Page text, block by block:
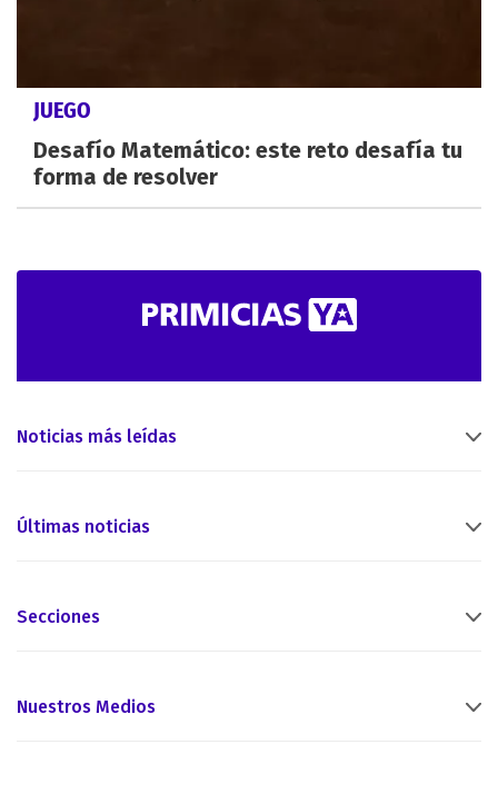
JUEGO
Desafío Matemático: este reto desafía tu
forma de resolver
Noticias más leídas
Últimas noticias
Secciones
Nuestros Medios